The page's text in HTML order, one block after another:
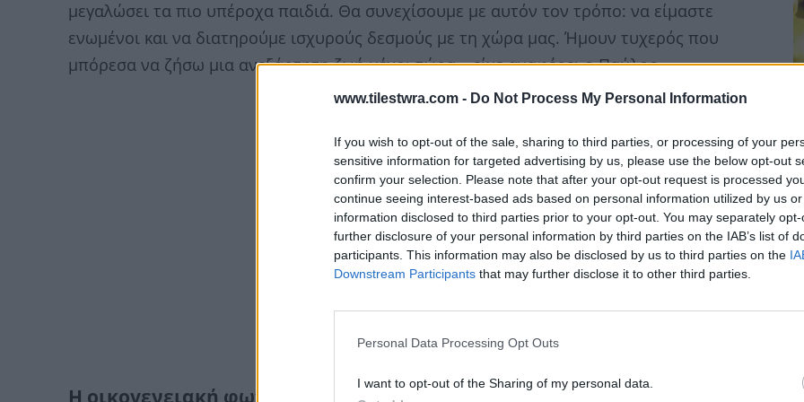
www.tilestwra.com - Do Not Process My Personal Information
If you wish to opt-out of the sale, sharing to third parties, or processing of your
sensitive information for targeted advertising by us, please use the below opt-out
confirm your selection. Please note that after your opt-out request is processed
continue seeing interest-based ads based on personal information utilized by us
information disclosed to third parties prior to your opt-out. You may separately
further disclosure of your personal information by third parties on the IAB’s list of
participants. This information may also be disclosed by us to third parties on the
Downstream Participants that may further disclose it to other third parties.
Personal Data Processing Opt Outs
I want to opt-out of the Sharing of my personal data.
μεγαλώσει τα πιο υπέροχα παιδιά. Θα συνεχίσουμε με αυτόν τον τρόπο: να είμαστε
ενωμένοι και να διατηρούμε ισχυρούς δεσμούς με τη χώρα μας. Ήμουν τυχερός που
μπόρεσα να ζήσω μια ανεξάρτητη ζωή μέχρι τώρα», είχε αναφέρει ο Παύλος.
Η οικογενειακή φωτογραφία της Μαρί Σαντάλ
6